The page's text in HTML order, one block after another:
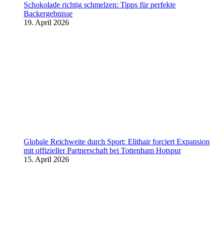
Schokolade richtig schmelzen: Tipps für perfekte
Backergebnisse
19. April 2026
Globale Reichweite durch Sport: Elithair forciert Expansion
mit offizieller Partnerschaft bei Tottenham Hotspur
15. April 2026